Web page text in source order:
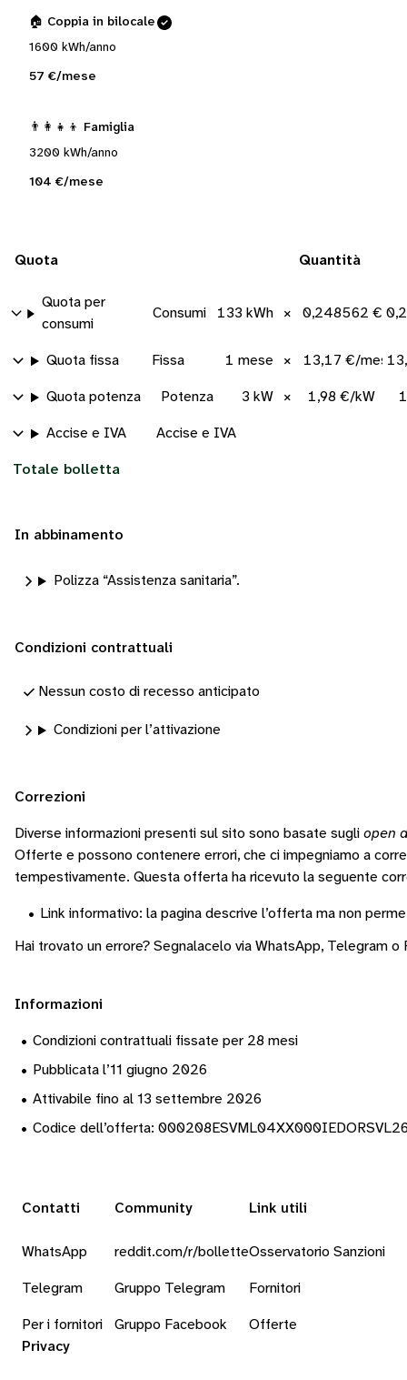
🏠 Coppia in bilocale
1600 kWh/anno
57 €/mese
👨‍👩‍👧‍👦 Famiglia
3200 kWh/anno
104 €/mese
Quota Quantità
Quota per
consumi
Consumi 133 kWh × 0,248562 €/
Quota fissa Fissa 1 mese × 13,17 €/mese
Quota potenza Potenza 3 kW × 1,98 €/kW
Accise e IVA Accise e IVA
Totale bolletta
In abbinamento
Polizza “Assistenza sanitaria”.
Condizioni contrattuali
Nessun costo di recesso anticipato
Condizioni per l’attivazione
Correzioni
Diverse informazioni presenti sul sito sono basate sugli open
Offerte e possono contenere errori, che ci impegniamo a
tempestivamente. Questa offerta ha ricevuto la seguente
• Link informativo: la pagina descrive l’offerta ma non
Hai trovato un errore? Segnalacelo via WhatsApp, Telegram o
Informazioni
• Condizioni contrattuali fissate per 28 mesi
• Pubblicata l’11 giugno 2026
• Attivabile fino al 13 settembre 2026
• Codice dell’offerta:
Contatti
WhatsApp
Telegram
Per i fornitori
Community
reddit.com/r/bollette
Gruppo Telegram
Gruppo Facebook
Link utili
Osservatorio Sanzioni
Fornitori
Offerte
Privacy